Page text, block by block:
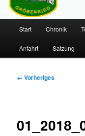
Zum
primären
Start Chronik
Anfahrt Satzung
Bilder-
← Vorheriges